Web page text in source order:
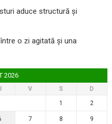
aduce structură și
o zi agitată și una
2026
V S
D
1
2
7 8 9